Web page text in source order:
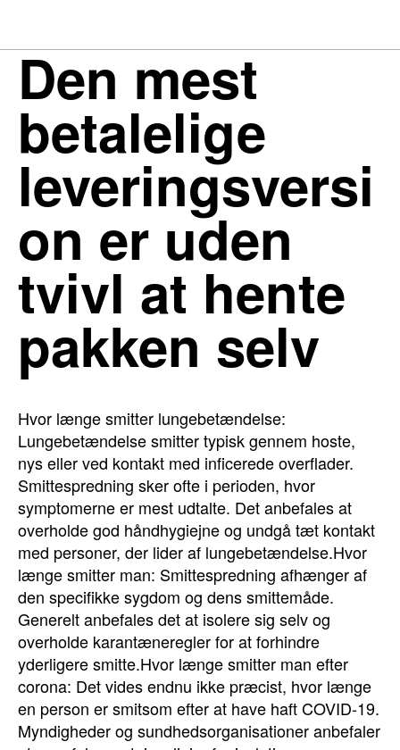
Den mest
betalelige
leveringsversi
on er uden
tvivl at hente
pakken selv
Hvor længe smitter lungebetændelse:
Lungebetændelse smitter typisk gennem hoste,
nys eller ved kontakt med inficerede overflader.
Smittespredning sker ofte i perioden, hvor
symptomerne er mest udtalte. Det anbefales at
overholde god håndhygiejne og undgå tæt kontakt
med personer, der lider af lungebetændelse.Hvor
længe smitter man: Smittespredning afhænger af
den specifikke sygdom og dens smittemåde.
Generelt anbefales det at isolere sig selv og
overholde karantæneregler for at forhindre
yderligere smitte.Hvor længe smitter man efter
corona: Det vides endnu ikke præcist, hvor længe
en person er smitsom efter at have haft COVID-19.
Myndigheder og sundhedsorganisationer anbefaler